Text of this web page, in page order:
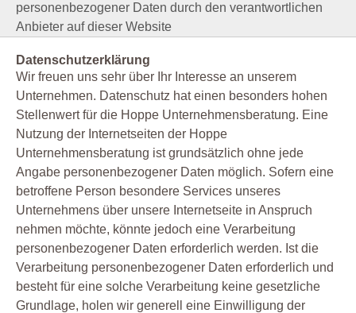
personenbezogener Daten durch den verantwortlichen
Anbieter auf dieser Website
Datenschutzerklärung
Wir freuen uns sehr über Ihr Interesse an unserem
Unternehmen. Datenschutz hat einen besonders hohen
Stellenwert für die Hoppe Unternehmensberatung. Eine
Nutzung der Internetseiten der Hoppe
Unternehmensberatung ist grundsätzlich ohne jede
Angabe personenbezogener Daten möglich. Sofern eine
betroffene Person besondere Services unseres
Unternehmens über unsere Internetseite in Anspruch
nehmen möchte, könnte jedoch eine Verarbeitung
personenbezogener Daten erforderlich werden. Ist die
Verarbeitung personenbezogener Daten erforderlich und
besteht für eine solche Verarbeitung keine gesetzliche
Grundlage, holen wir generell eine Einwilligung der